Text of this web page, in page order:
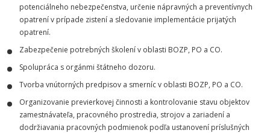
potenciálneho nebezpečenstva, určenie nápravných a preventívnych
opatrení v prípade zistení a sledovanie implementácie prijatých
opatrení.
Zabezpečenie potrebných školení v oblasti BOZP, PO a CO.
Spolupráca s orgánmi štátneho dozoru.
Tvorba vnútorných predpisov a smerníc v oblasti BOZP, PO a CO.
Organizovanie previerkovej činnosti a kontrolovanie stavu objektov
zamestnávateľa, pracovného prostredia, strojov a zariadení a
dodržiavania pracovných podmienok podľa ustanovení príslušných